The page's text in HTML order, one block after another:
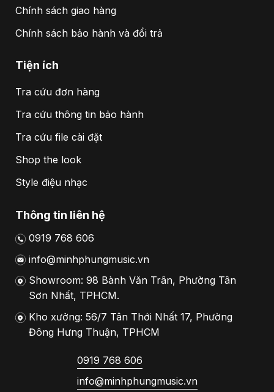
Chính sách giao hàng
Chính sách bảo hành và đổi trả
Tiện ích
Tra cứu đơn hàng
Tra cứu thông tin bảo hành
Tra cứu file cài đặt
Shop the look
Style điệu nhạc
Thông tin liên hệ
0919 768 606
info@minhphungmusic.vn
Showroom: 98 Bành Văn Trân, Phường Tân
Sơn Nhất, TPHCM.
Kho xưởng: 56/7 Tân Thới Nhất 17, Phường
Đông Hưng Thuận, TPHCM
0919 768 606
info@minhphungmusic.vn